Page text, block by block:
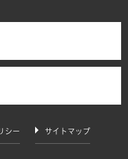
シー サイトマップ